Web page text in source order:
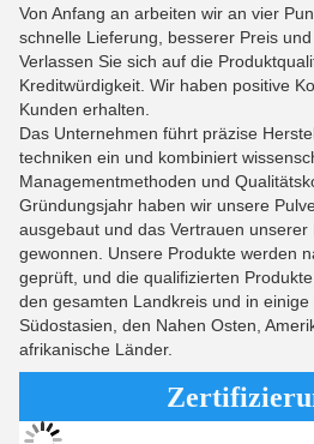
Von Anfang an arbeiten wir an vier
schnelle Lieferung, besserer Preis
Verlassen Sie sich auf die
Kreditwürdigkeit. Wir haben positive
Kunden erhalten.
Das Unternehmen führt präzise
techniken ein und kombiniert
Managementmethoden und
Gründungsjahr haben wir unsere
ausgebaut und das Vertrauen
gewonnen. Unsere Produkte werden
geprüft, und die qualifizierten
den gesamten Landkreis und in
Südostasien, den Nahen Osten,
afrikanische Länder.